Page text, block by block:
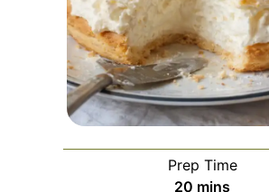
Prep Time
20 minutes
mins